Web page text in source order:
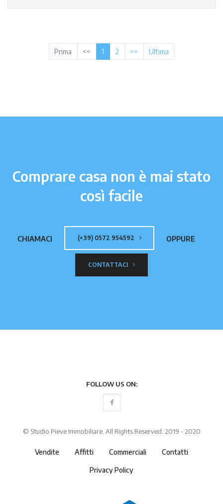
Prima << 1 (current)
2 >> Ultima
Comprare casa non è mai stato
così facile
CHIAMACI (+39) 0572 954592 OPPURE
CONTATTACI
FOLLOW US ON:
© Studio Pieve Immobiliare. All Rights Reserved. 2019 - 2020
Vendite Affitti Commerciali Contatti
Privacy Policy